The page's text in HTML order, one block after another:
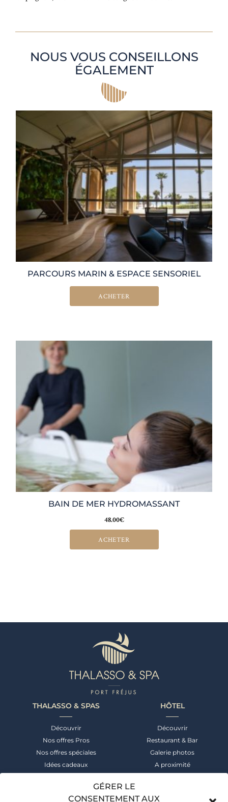
GÉRER LE
CONSENTEMENT AUX
NOUS VOUS CONSEILLONS
ÉGALEMENT
PARCOURS MARIN & ESPACE SENSORIEL
ACHETER
BAIN DE MER HYDROMASSANT
48.00€
ACHETER
THALASSO & SPAS
Découvrir
Nos offres Pros
Nos offres spéciales
Idées cadeaux
HÔTEL
Découvrir
Restaurant & Bar
Galerie photos
A proximité